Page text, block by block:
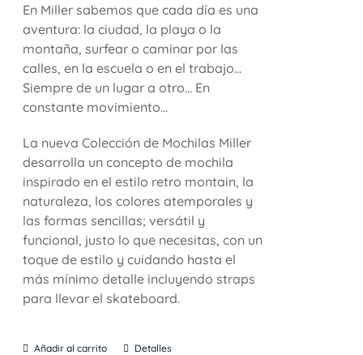
En Miller sabemos que cada día es una
aventura: la ciudad, la playa o la
montaña, surfear o caminar por las
calles, en la escuela o en el trabajo…
Siempre de un lugar a otro… En
constante movimiento…
La nueva Colección de Mochilas Miller
desarrolla un concepto de mochila
inspirado en el estilo retro montain, la
naturaleza, los colores atemporales y
las formas sencillas; versátil y
funcional, justo lo que necesitas, con un
toque de estilo y cuidando hasta el
más mínimo detalle incluyendo straps
para llevar el skateboard.
Añadir al carrito Detalles